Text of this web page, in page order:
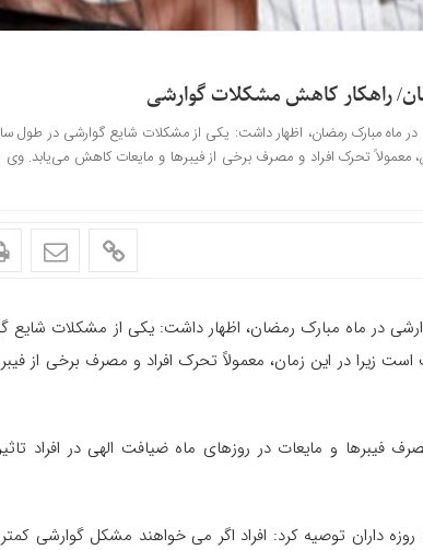
راهکار کاهش مشکلات گوارشی
ماه مبارک رمضان، اظهار داشت: یکی از مشکلات شایع گوارشی در طول
تحرک افراد و مصرف برخی از فیبرها و مایعات کاهش می‌یابد. وی
در ماه مبارک رمضان، اظهار داشت: یکی از مشکلات
زیرا در این زمان، معمولاً تحرک افراد و مصرف برخی از
و مایعات در روزهای ماه ضیافت الهی در افراد
داران توصیه کرد: افراد اگر می خواهند مشکل گوارشی